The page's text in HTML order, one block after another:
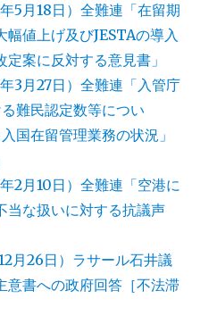
5月18日）全難連「在留期
幅値上げ及びJESTAの導入
案に反対する意見書」
3月27日）全難連「入管庁
難民認定数等につい
国在留管理業務の状況」
2月10日）全難連「空港に
当な扱いに対する抗議声
月26日）ラサール石井議
意書への政府回答［不法滞